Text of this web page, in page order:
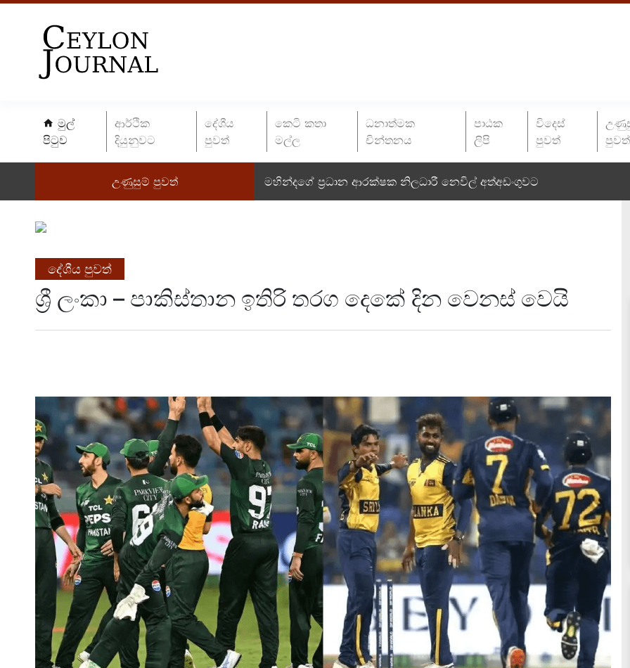
මුල්
පිටුව
ආර්ථික
දියුනුවට
දේශීය
පුවත්
කෙටි කතා
මල්ල
ධනාත්මක
චින්තනය
පාඨක
ලිපි
විදෙස්
පුවත්
පුවත්
උණුසුම් පුවත් මහින්දගේ ප්‍රධාන ආරක්ෂක නිලධාරී නෙවිල් අත්අඩංගුවට
දේශීය පුවත්
ශ්‍රී ලංකා – පාකිස්තාන ඉතිරි තරග දෙකේ දින වෙනස් වෙයි